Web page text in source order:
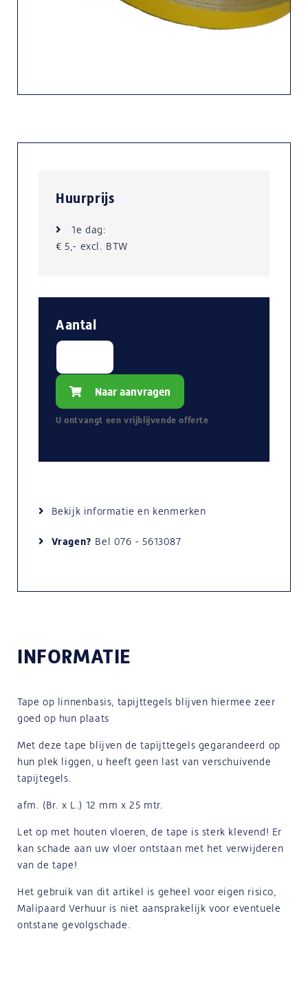
Huurprijs
1e dag:
€ 5,- excl. BTW
Aantal
Naar aanvragen
U ontvangt een vrijblijvende offerte
Bekijk informatie en kenmerken
Vragen? Bel 076 - 5613087
INFORMATIE
Tape op linnenbasis, tapijttegels blijven hiermee zeer
goed op hun plaats
Met deze tape blijven de tapijttegels gegarandeerd op
hun plek liggen, u heeft geen last van verschuivende
tapijtegels.
afm. (Br. x L.) 12 mm x 25 mtr.
Let op met houten vloeren, de tape is sterk klevend! Er
kan schade aan uw vloer ontstaan met het verwijderen
van de tape!
Het gebruik van dit artikel is geheel voor eigen risico,
Malipaard Verhuur is niet aansprakelijk voor eventuele
ontstane gevolgschade.